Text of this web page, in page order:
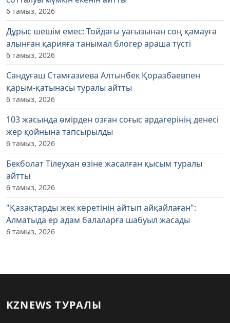
6 тамыз, 2026
Дұрыс шешім емес: Тойдағы уағызынан соң қамауға
алынған қарияға танымал блогер араша түсті
6 тамыз, 2026
Сандуғаш Стамғазиева Алтынбек Қоразбаевпен
қарым-қатынасы туралы айтты
6 тамыз, 2026
103 жасында өмірден озған соғыс ардагерінің денесі
жер қойнына тапсырылды
6 тамыз, 2026
Бекболат Тілеухан өзіне жасалған қысым туралы
айтты
6 тамыз, 2026
"Қазақтарды жек көретінін айтып айқайлаған":
Алматыда ер адам балаларға шабуыл жасады
6 тамыз, 2026
KZNEWS ТУРАЛЫ